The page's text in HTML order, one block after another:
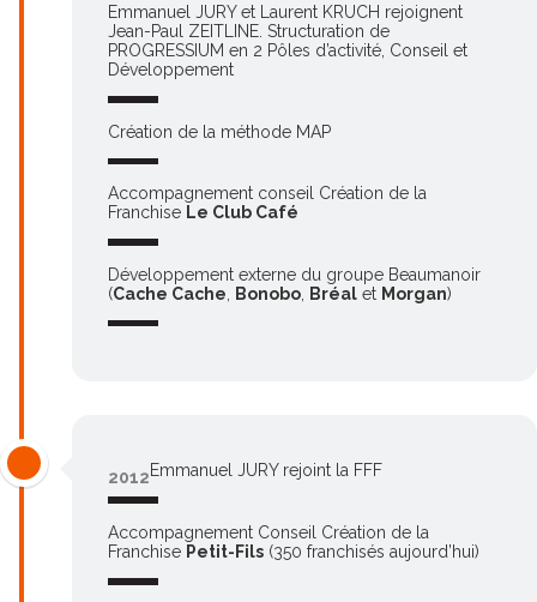
Emmanuel JURY et Laurent KRUCH rejoignent
Jean-Paul ZEITLINE. Structuration de
PROGRESSIUM en 2 Pôles d’activité, Conseil et
Développement
Création de la méthode MAP
Accompagnement conseil Création de la
Franchise Le Club Café
Développement externe du groupe Beaumanoir
(Cache Cache Bonobo Bréal et Morgan)
2012Emmanuel JURY rejoint la FFF
Accompagnement Conseil Création de la
Franchise Petit-Fils (350 franchisés aujourd’hui)